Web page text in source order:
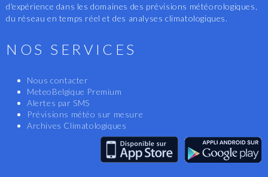
d'expérience dans les domaines des prévisions météorologiques,
du réseau en temps réel et des analyses climatologiques.
NOS SERVICES
Nous contacter
MeteoBelgique Premium
Alertes par SMS
Prévisions météo sur mesure
Archives Climatologiques